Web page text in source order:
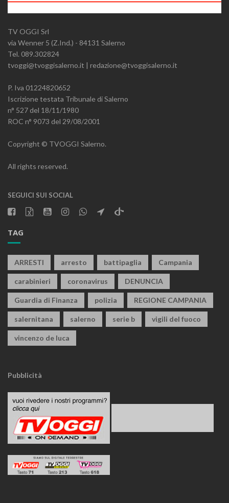
TV OGGI Srl
via Wenner 5 (Z.Ind.) - 84131 Salerno
Tel. 089.302824
tvoggi@tvoggisalerno.it | redazione@tvoggisalerno.it
P. Iva 01224820652
Iscrizione testata Tribunale di Salerno
n° 527 del 18/11/1980
ROC n° 9073 del 29/08/2001
Copyright © TVOGGI Salerno.
All rights reserved.
SEGUICI SUI SOCIAL
TAG
ARRESTI arresto battipaglia Campania
carabinieri coronavirus DENUNCIA
Guardia di Finanza polizia REGIONE CAMPANIA
salernitana salerno serie b vigili del fuoco
vincenzo de luca
Pubblicità